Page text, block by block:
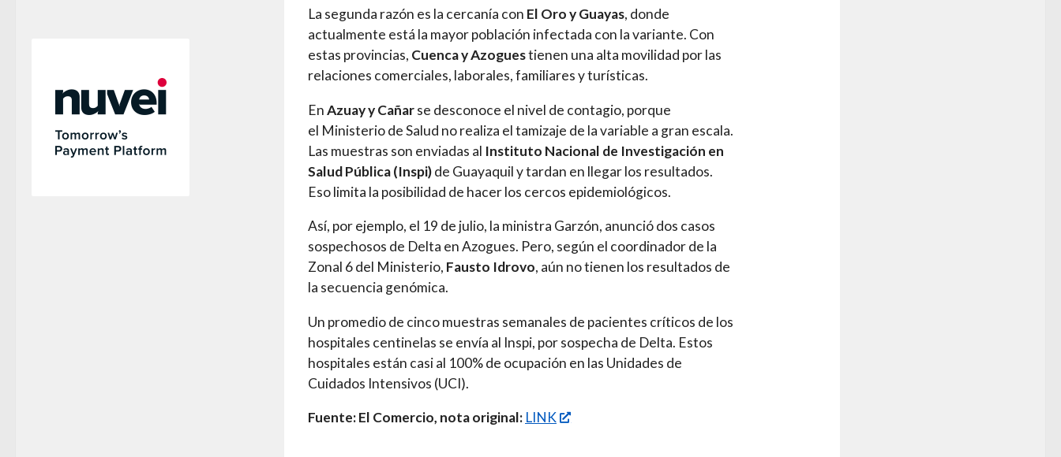
La segunda razón es la cercanía con El Oro y Guayas, donde
actualmente está la mayor población infectada con la variante. Con
estas provincias, Cuenca y Azoguestienen una alta movilidad por las
relaciones comerciales, laborales, familiares y turísticas.
EnAzuay y Cañarse desconoce el nivel de contagio, porque
el Ministerio de Salud no realiza el tamizaje de la variable a gran escala.
Las muestras son enviadas al Instituto Nacional de Investigación en
Salud Pública (Inspi)de Guayaquil y tardan en llegar los resultados.
Eso limita la posibilidad de hacer los cercos epidemiológicos.
Así, por ejemplo, el 19 de julio, la ministra Garzón, anunció dos casos
sospechosos de Delta en Azogues. Pero, según el coordinador de la
Zonal 6 del Ministerio, Fausto Idrovo, aún no tienen los resultados de
la secuencia genómica.
Un promedio de cinco muestras semanales de pacientes críticos de los
hospitales centinelas se envía al Inspi, por sospecha de Delta. Estos
hospitales están casi al 100% de ocupación en las Unidades de
Cuidados Intensivos (UCI).
Fuente: El Comercio, nota original: LINK